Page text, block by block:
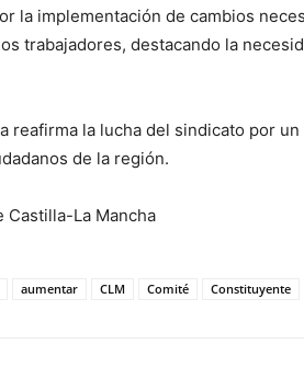
la implementación de cambios
trabajadores, destacando la
reafirma la lucha del sindicato por
de la región.
Castilla-La Mancha
aumentar CLM Comité Constituyente